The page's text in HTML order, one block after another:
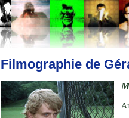
Filmographie de